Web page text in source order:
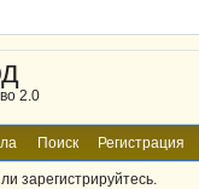
2.0
Поиск Регистрация
зарегистрируйтесь.